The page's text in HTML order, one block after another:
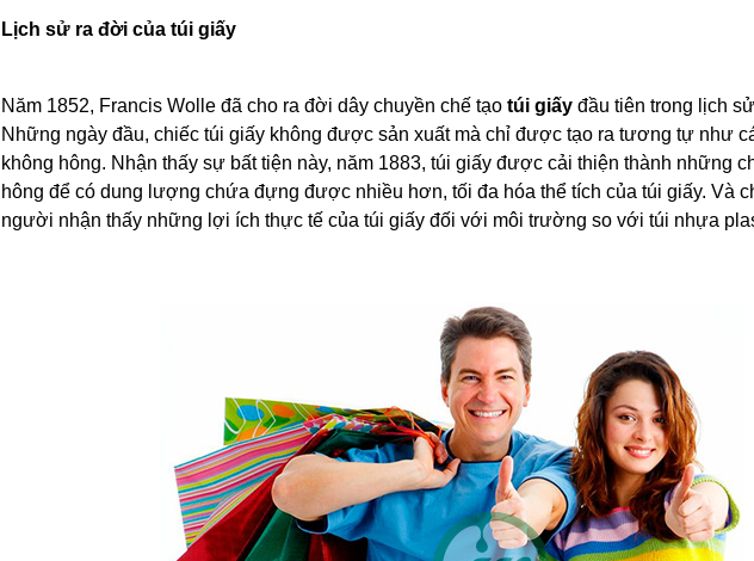
Lịch sử ra đời của túi giấy
Năm 1852, Francis Wolle đã cho ra đời dây chuyền chế tạo túi giấy đầu tiên trong lịch
Những ngày đầu, chiếc túi giấy không được sản xuất mà chỉ được tạo ra tương tự như
không hông. Nhận thấy sự bất tiện này, năm 1883, túi giấy được cải thiện thành những
hông để có dung lượng chứa đựng được nhiều hơn, tối đa hóa thể tích của túi giấy. Và
người nhận thấy những lợi ích thực tế của túi giấy đối với môi trường so với túi nhựa